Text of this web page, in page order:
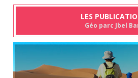
LES
Géo parc Jbel